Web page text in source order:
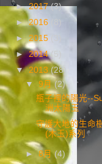
►2017(3)
►2016
►2015
►2014(5)
▼2013(28)
▼9月(2)
瓶子裡的陽光--
洲太陽玉
守護大地的生命
(木玉)系列
►8月(4)